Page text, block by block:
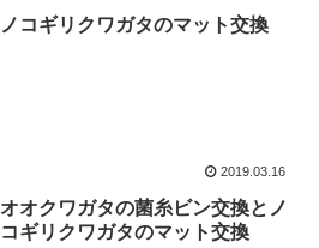
ノコギリクワガタのマット交換
2019.03.16
オオクワガタの菌糸ビン交換とノ
コギリクワガタのマット交換